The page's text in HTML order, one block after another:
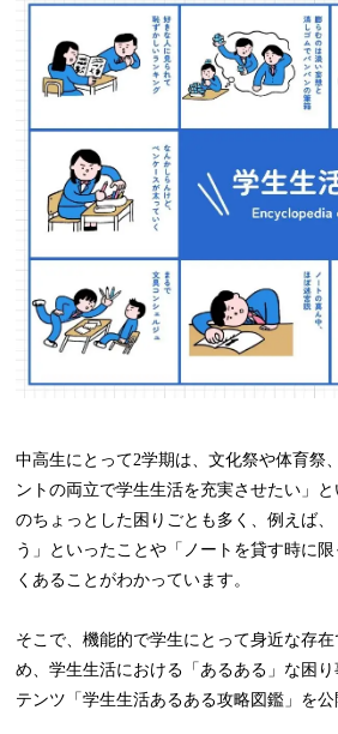
中高生にとって2学期は、文化祭や体育祭
ントの両立で学生生活を充実させたい」
のちょっとした困りごとも多く、例えば
う」といったことや「ノートを貸す時に
くあることがわかっています。
そこで、機能的で学生にとって身近な存
め、学生生活における「あるある」な困
テンツ「学生生活あるある攻略図鑑」を公